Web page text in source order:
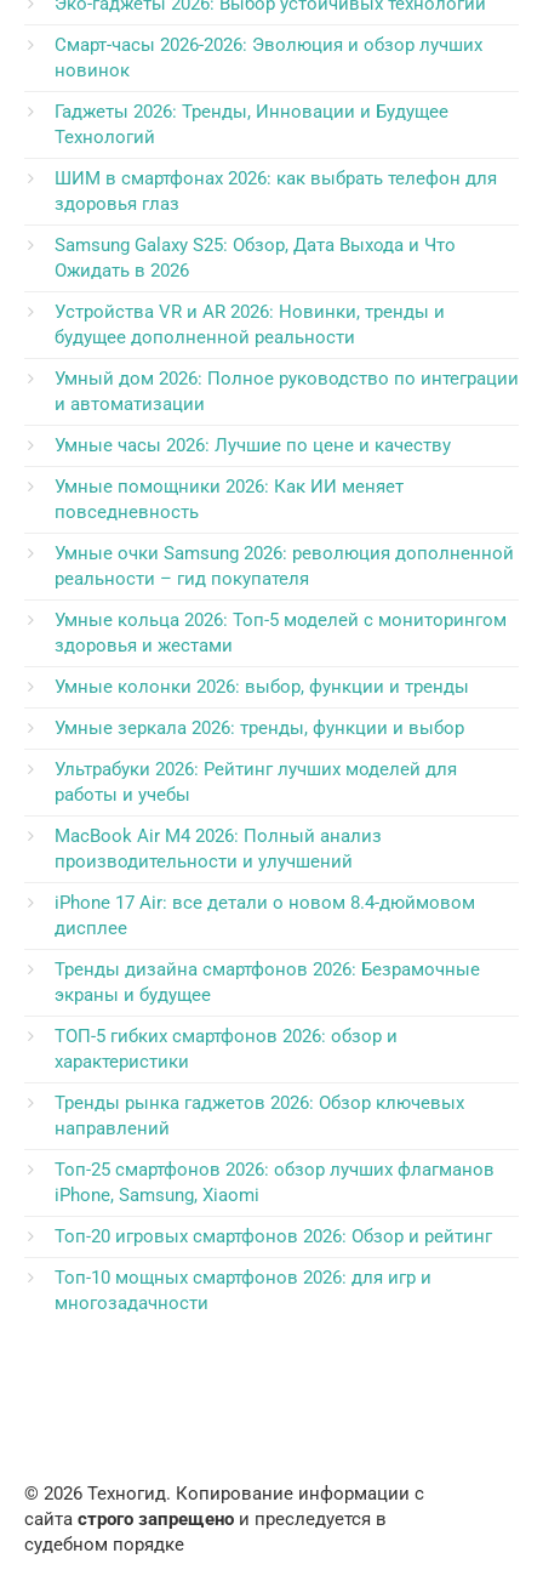
Смарт-часы 2026-2026: Эволюция и обзор лучших
новинок
Гаджеты 2026: Тренды, Инновации и Будущее
Технологий
ШИМ в смартфонах 2026: как выбрать телефон для
здоровья глаз
Samsung Galaxy S25: Обзор, Дата Выхода и Что
Ожидать в 2026
Устройства VR и AR 2026: Новинки, тренды и
будущее дополненной реальности
Умный дом 2026: Полное руководство по интеграции
и автоматизации
Умные часы 2026: Лучшие по цене и качеству
Умные помощники 2026: Как ИИ меняет
повседневность
Умные очки Samsung 2026: революция дополненной
реальности – гид покупателя
Умные кольца 2026: Топ-5 моделей с мониторингом
здоровья и жестами
Умные колонки 2026: выбор, функции и тренды
Умные зеркала 2026: тренды, функции и выбор
Ультрабуки 2026: Рейтинг лучших моделей для
работы и учебы
MacBook Air M4 2026: Полный анализ
производительности и улучшений
iPhone 17 Air: все детали о новом 8.4-дюймовом
дисплее
Тренды дизайна смартфонов 2026: Безрамочные
экраны и будущее
ТОП-5 гибких смартфонов 2026: обзор и
характеристики
Тренды рынка гаджетов 2026: Обзор ключевых
направлений
Топ-25 смартфонов 2026: обзор лучших флагманов
iPhone, Samsung, Xiaomi
Топ-20 игровых смартфонов 2026: Обзор и рейтинг
Топ-10 мощных смартфонов 2026: для игр и
многозадачности
© 2026 Техногид. Копирование информации с
сайта строго запрещено и преследуется в
судебном порядке